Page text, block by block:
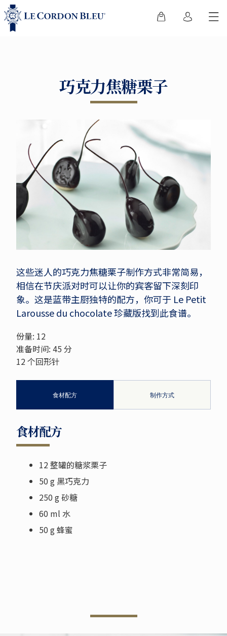
巧克力焦糖栗子
这些迷人的巧克力焦糖栗子制作方式非常简易，
相信在节庆派对时可以让你的宾客留下深刻印
象。这是蓝带主厨独特的配方，你可于 Le Petit
Larousse du chocolate 珍藏版找到此食谱。
份量: 12
准备时间: 45 分
12 个回形针
食材配方 制作方式
食材配方
12 整罐的糖浆栗子
50 g 黑巧克力
250 g 砂糖
60 ml 水
50 g 蜂蜜